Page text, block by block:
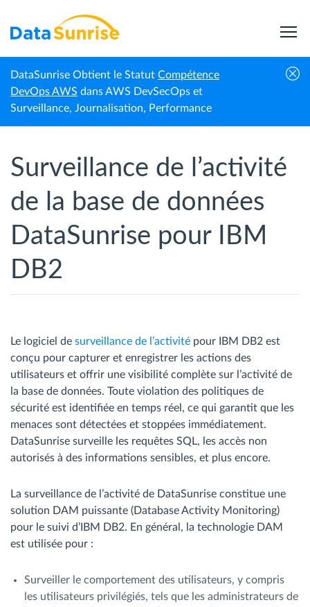
DataSunrise Obtient le Statut Compétence
DevOps AWS dans AWS DevSecOps et
Surveillance, Journalisation, Performance
Accueil IBM Db2 Surveillance des activités
Surveillance de l’activité
de la base de données
DataSunrise pour IBM
DB2
Le logiciel de surveillance de l’activité pour IBM DB2 est
conçu pour capturer et enregistrer les actions des
utilisateurs et offrir une visibilité complète sur l’activité de
la base de données. Toute violation des politiques de
sécurité est identifiée en temps réel, ce qui garantit que les
menaces sont détectées et stoppées immédiatement.
DataSunrise surveille les requêtes SQL, les accès non
autorisés à des informations sensibles, et plus encore.
La surveillance de l’activité de DataSunrise constitue une
solution DAM puissante (Database Activity Monitoring)
pour le suivi d’IBM DB2. En général, la technologie DAM
est utilisée pour :
Surveiller le comportement des utilisateurs, y compris
les utilisateurs privilégiés, tels que les administrateurs de